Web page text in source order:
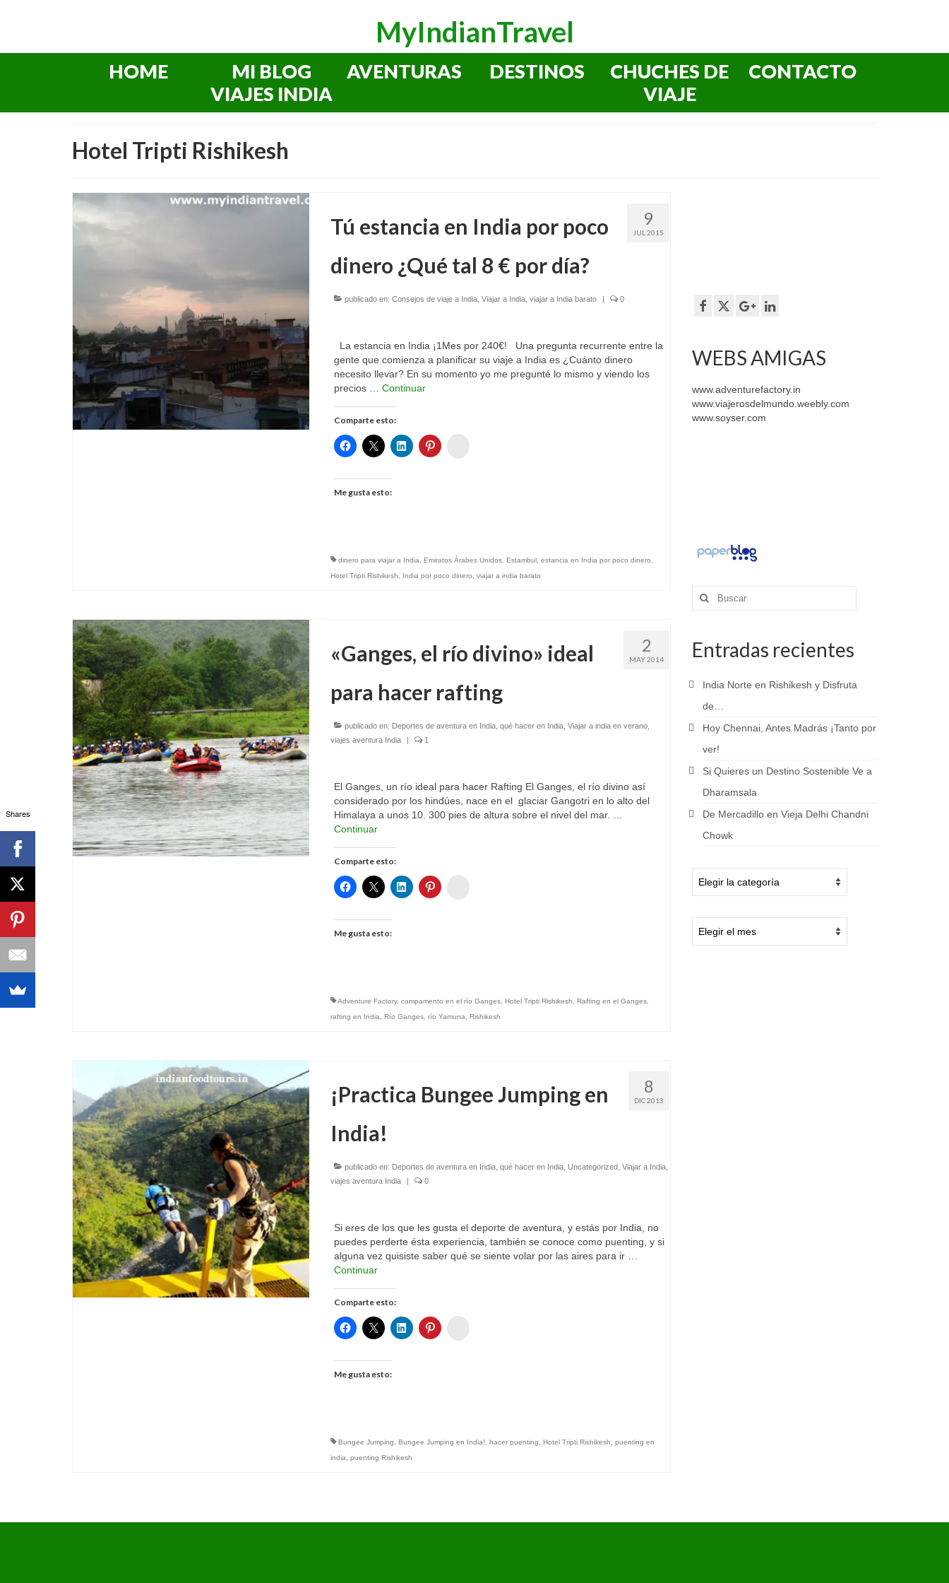
MyIndianTravel
HOME
MI BLOG
VIAJES INDIA
AVENTURAS DESTINOS
CHUCHES DE
VIAJE
CONTACTO
Hotel Tripti Rishikesh
9
JUL 2015
Tú estancia en India por poco
dinero ¿Qué tal 8 € por día?
publicado en: Consejos de viaje a India, Viajar a India, viajar a India barato | 0
La estancia en India ¡1Mes por 240€! Una pregunta recurrente entre la
gente que comienza a planificar su viaje a India es ¿Cuánto dinero
necesito llevar? En su momento yo me pregunté lo mismo y viendo los
precios … Continuar
Comparte esto:
Me gusta esto:
dinero para viajar a India Emiratos Árabes Unidos, Estambul, estancia en India por poco dinero
Hotel Tripti Rishikesh
India por poco dinero viajar a india barato
2
MAY 2014
«Ganges, el río divino» ideal
para hacer rafting
publicado en: Deportes de aventura en India, qué hacer en India, Viajar a india en verano,
viajes aventura India
| 1
El Ganges, un río ideal para hacer Rafting El Ganges, el río divino así
considerado por los hindúes, nace en el glaciar Gangotri en lo alto del
Himalaya a unos 10. 300 pies de altura sobre el nivel del mar. …
Continuar
Comparte esto:
Me gusta esto:
Adventure Factory, campamento en el río Ganges, Hotel Tripti Rishikesh Rafting en el Ganges,
rafting en India
Río Ganges, río Yamuna Rishikesh
8
DIC 2013
¡Practica Bungee Jumping en
India!
publicado en: Deportes de aventura en India, qué hacer en India, Uncategorized, Viajar a India,
viajes aventura India
| 0
Si eres de los que les gusta el deporte de aventura, y estás por India, no
puedes perderte ésta experiencia, también se conoce como puenting, y si
alguna vez quisiste saber qué se siente volar por las aires para ir …
Continuar
Comparte esto:
Me gusta esto:
Bungee Jumping Bungee Jumping en India! hacer puenting Hotel Tripti Rishikesh
puenting en
india
puenting Rishikesh
WEBS AMIGAS
www.adventurefactory.in
www.viajerosdelmundo.weebly.com
www.soyser.com
Buscar
por:
Entradas recientes
India Norte en Rishikesh y Disfruta
de…
Hoy Chennai, Antes Madrás ¡Tanto por
ver!
Si Quieres un Destino Sostenible Ve a
Dharamsala
De Mercadillo en Vieja Delhi Chandni
Chowk
Shares